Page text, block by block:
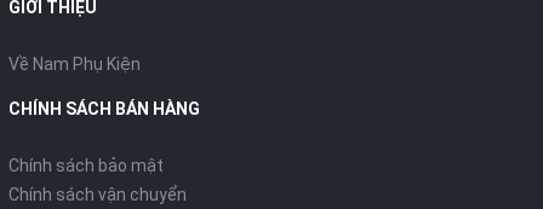
GIỚI THIỆU
Về Nam Phụ Kiện
CHÍNH SÁCH BÁN HÀNG
Chính sách bảo mật
Chính sách vận chuyển